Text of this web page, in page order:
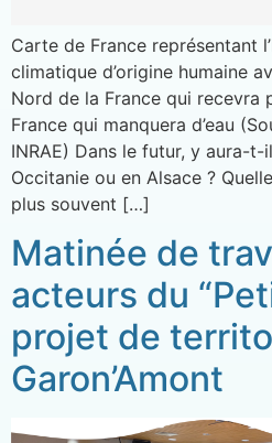
Carte de France représentant
climatique d’origine humaine
Nord de la France qui recevra
France qui manquera d’eau
INRAE) Dans le futur, y aura-t-
Occitanie ou en Alsace ?
plus souvent […]
Matinée de
acteurs du
projet de
Garon’Amont